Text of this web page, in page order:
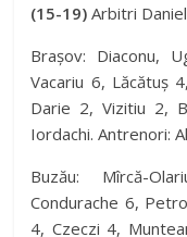
(15-19) Arbitri
Brașov: Diaconu,
Vacariu 6, Lăcătuș
Darie 2, Vizitiu 2,
Iordachi. Antrenori:
Buzău: Mîrcă-
Condurache 6,
4, Czeczi 4,